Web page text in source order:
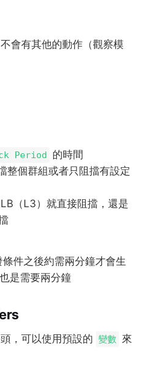
會有其他的動作（觀察模
Period
的時間
整個群組或者只阻擋有設定
（L3）就直接阻擋，還是
件之後約需兩分鐘才會生
是需要兩分鐘
，可以使用預設的 變數 來